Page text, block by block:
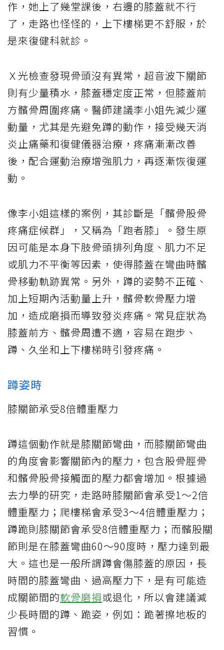
作，她上了幾堂課後，右邊的膝蓋就不行
了，走路也怪怪的，上下樓梯更不舒服，於
是來復健科就診。
Ｘ光檢查發現骨頭沒有異常，超音波下關節
則有少量積水，膝蓋穩定度正常，但膝蓋前
方髕骨周圍疼痛。醫師建議李小姐先減少運
動量，尤其是先避免蹲的動作，接受幾天消
炎止痛藥和復健儀器治療，疼痛漸漸改善
後，配合運動治療增強肌力，再逐漸恢復運
動。
像李小姐這樣的案例，其診斷是「髕骨股骨
疼痛症候群」，又稱為「跑者膝」。發生原
因可能是本身下肢骨頭排列角度、肌力不足
或肌力不平衡等因素，使得膝蓋在彎曲時髕
骨移動軌跡異常。另外，蹲的姿勢不正確、
加上短期內活動量上升，髕骨軟骨壓力增
加，造成磨損而導致發炎疼痛。常見症狀為
膝蓋前方、髕骨周遭不適，容易在跑步、
蹲、久坐和上下樓梯時引發疼痛。
蹲姿時
膝關節承受8倍體重壓力
蹲這個動作就是膝關節彎曲，而膝關節彎曲
的角度會影響關節內的壓力，包含股骨脛骨
和髕骨股骨接觸面的壓力都會增加。根據過
去力學的研究，走路時膝關節會承受1～2倍
體重壓力；爬樓梯會承受3～4倍體重壓力；
蹲跪則膝關節會承受8倍體重壓力；而髕股關
節則是在膝蓋彎曲60～90度時，壓力達到最
大。這也是一般所謂蹲會傷膝蓋的原因，長
時間的膝蓋彎曲、過高壓力下，是有可能造
成關節間的軟骨磨損或退化，所以會建議減
少長時間的蹲、跪姿，例如：跪著擦地板的
習慣。